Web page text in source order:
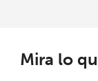
Mira lo